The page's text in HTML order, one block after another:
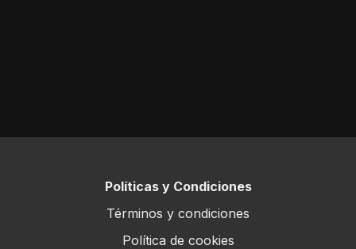
Políticas y Condiciones
Términos y condiciones
Política de cookies